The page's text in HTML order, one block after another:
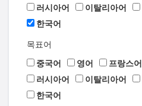
러시아어
이탈리아어
한국어
목표어
중국어
영어 프랑스어
러시아어
이탈리아어
한국어